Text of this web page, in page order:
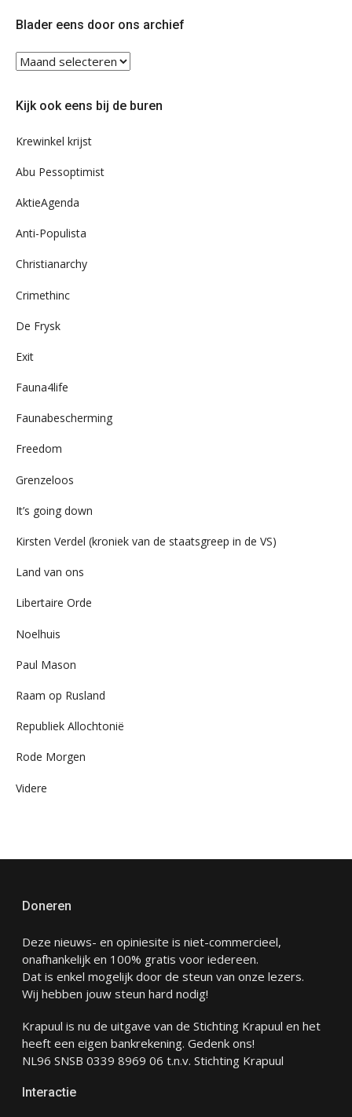
Blader eens door ons archief
Blader
eens
ons
Kijk ook eens bij de buren
Krewinkel krijst
Abu Pessoptimist
AktieAgenda
Anti-Populista
Christianarchy
Crimethinc
De Frysk
Exit
Fauna4life
Faunabescherming
Freedom
Grenzeloos
It’s going down
Kirsten Verdel (kroniek van de staatsgreep in de VS)
Land van ons
Libertaire Orde
Noelhuis
Paul Mason
Raam op Rusland
Republiek Allochtonië
Rode Morgen
Videre
Doneren
Deze nieuws- en opiniesite is niet-commercieel,
onafhankelijk en 100% gratis voor iedereen.
Dat is enkel mogelijk door de steun van onze lezers.
Wij hebben jouw steun hard nodig!
Krapuul is nu de uitgave van de Stichting Krapuul en het
heeft een eigen bankrekening. Gedenk ons!
NL96 SNSB 0339 8969 06 t.n.v. Stichting Krapuul
Interactie